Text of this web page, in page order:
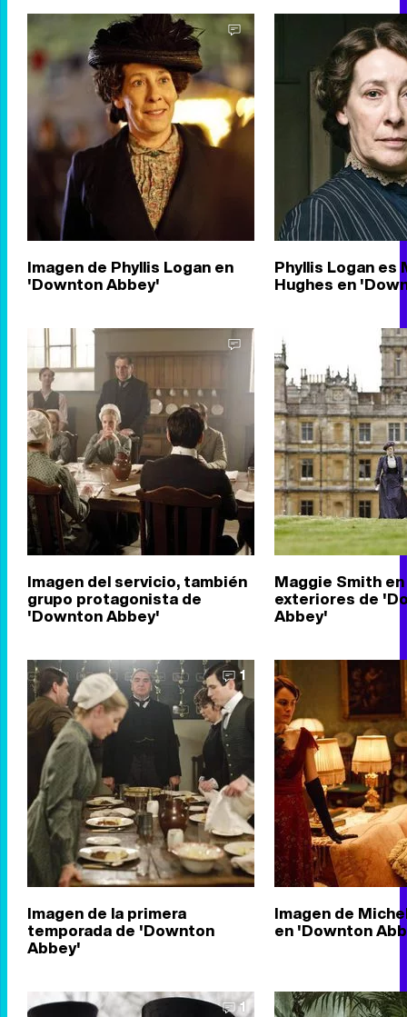
Imagen de Phyllis Logan en
'Downton Abbey'
Phyllis Logan es
Hughes en
Imagen del servicio, también
grupo protagonista de
'Downton Abbey'
Maggie Smith
exteriores de
Abbey'
1
Imagen de la primera
temporada de 'Downton
Abbey'
Imagen de
en 'Downton
1